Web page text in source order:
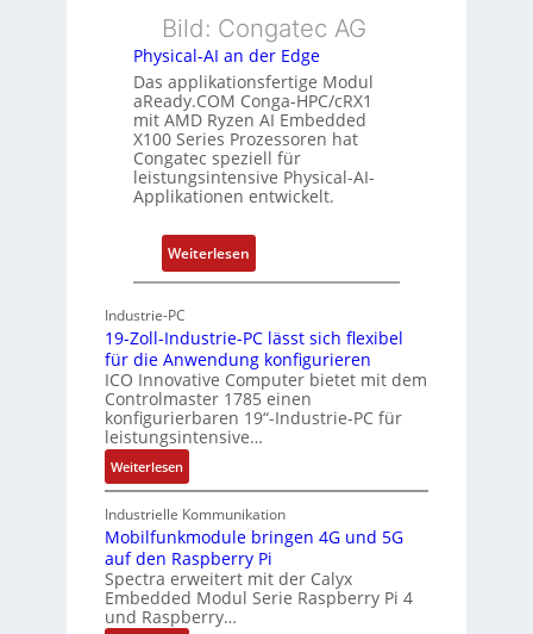
ü
b
e
r
w
a
c
h
u
n
g
i
s
t
u
n
g
e
E
t
h
e
r
c
a
t
-
A
c
h
i
t
e
r
Bild: Congatec AG
Physical-AI an der Edge
Das applikationsfertige Modul
aReady.COM Conga-HPC/cRX1
mit AMD Ryzen AI Embedded
X100 Series Prozessoren hat
Congatec speziell für
leistungsintensive Physical-AI-
Applikationen entwickelt.
Weiterlesen:
P
s
i
c
a
I
a
n
d
Industrie-PC
19-Zoll-Industrie-PC lässt sich flexibel
für die Anwendung konfigurieren
ICO Innovative Computer bietet mit dem
Controlmaster 1785 einen
konfigurierbaren 19“-Industrie-PC für
leistungsintensive…
Weiterlesen:
1
9
-
Z
o
l
l
Industrielle Kommunikation
Mobilfunkmodule bringen 4G und 5G
auf den Raspberry Pi
Spectra erweitert mit der Calyx
Embedded Modul Serie Raspberry Pi 4
und Raspberry…